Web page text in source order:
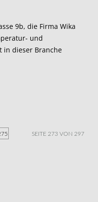
9b, die Firma Wika
und
in dieser Branche
SEITE 273 VON 297